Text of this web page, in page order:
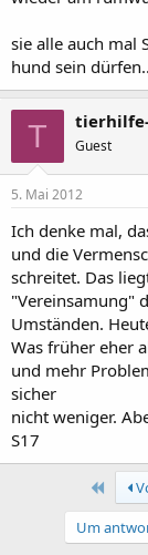
sie alle auch mal
hund sein
T Guest
5. Mai 2012
Ich denke mal,
und die
schreitet. Das
"Vereinsamung"
Umständen.
Was früher eher
und mehr
sicher
nicht weniger.
S17
Erste
Um